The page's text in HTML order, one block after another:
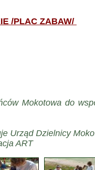
/PLAC ZABAW/
Mokotowa do
Urząd Dzielnicy
ART